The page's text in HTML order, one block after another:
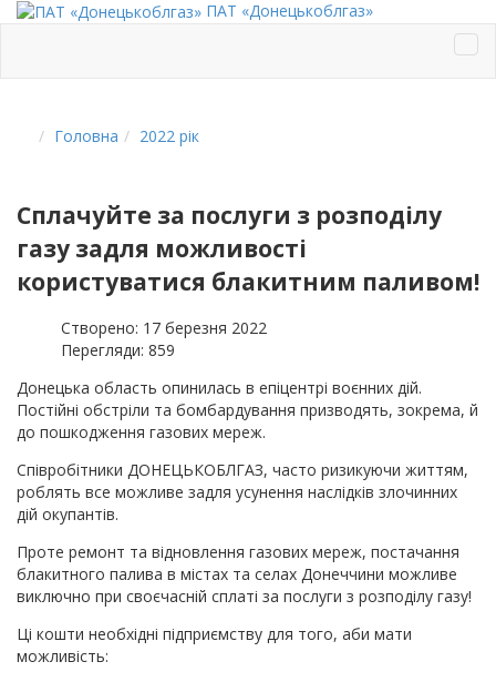
ПАТ «Донецькоблгаз»
Головна 2022 рік
Сплачуйте за послуги з розподілу
газу задля можливості
користуватися блакитним паливом!
Створено: 17 березня 2022
Перегляди: 859
Донецька область опинилась в епіцентрі воєнних дій.
Постійні обстріли та бомбардування призводять, зокрема, й
до пошкодження газових мереж.
Співробітники ДОНЕЦЬКОБЛГАЗ, часто ризикуючи життям,
роблять все можливе задля усунення наслідків злочинних
дій окупантів.
Проте ремонт та відновлення газових мереж, постачання
блакитного палива в містах та селах Донеччини можливе
виключно при своєчасній сплаті за послуги з розподілу газу!
Ці кошти необхідні підприємству для того, аби мати
можливість: